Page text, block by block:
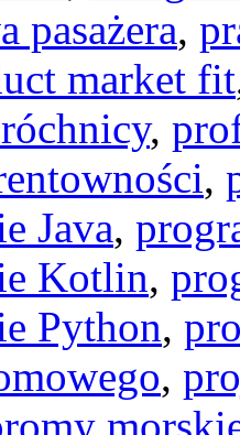
pasażera,
market fit
,
,
Java,
Kotlin,
Python,
,